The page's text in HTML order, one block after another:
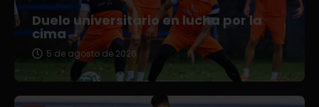
Duelo universitario en lucha por la
cima
5 de agosto de 2026